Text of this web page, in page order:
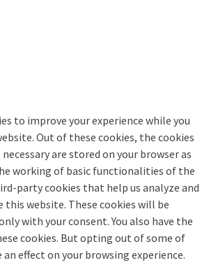
to improve your experience while you
Out of these cookies, the cookies
are stored on your browser as
working of basic functionalities of the
party cookies that help us analyze and
this website. These cookies will be
with your consent. You also have the
cookies. But opting out of some of
an effect on your browsing experience.